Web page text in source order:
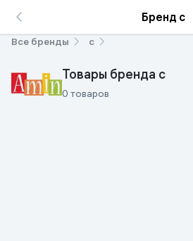
Бренд с
Все бренды с
Товары бренда с
0 товаров